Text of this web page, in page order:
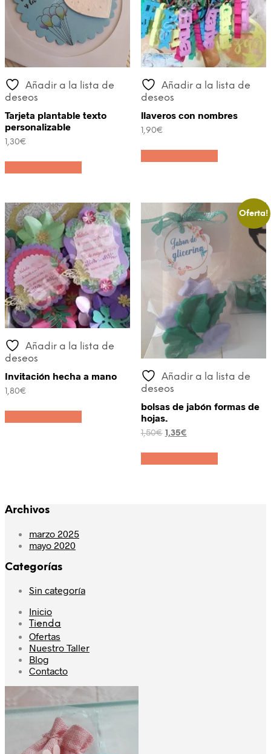
Añadir a la lista de
deseos
Tarjeta plantable texto
personalizable
1,30€
Añadir a la lista de
deseos
llaveros con nombres
1,90€
Añadir a la lista de
deseos
Invitación hecha a mano
1,80€
Oferta!
Añadir a la lista de
deseos
bolsas de jabón formas de
hojas.
1,50€ El
original
era:
1,35€El
actual
es:
Archivos
marzo 2025
mayo 2020
Categorías
Sin categoría
Inicio
Tienda
Ofertas
Nuestro Taller
Blog
Contacto